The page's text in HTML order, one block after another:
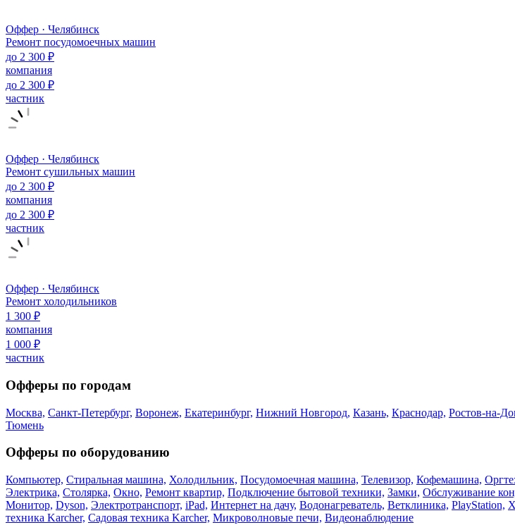
Оффер · Челябинск
Ремонт посудомоечных машин
до 2 300 ₽
компания
до 2 300 ₽
частник
Оффер · Челябинск
Ремонт сушильных машин
до 2 300 ₽
компания
до 2 300 ₽
частник
Оффер · Челябинск
Ремонт холодильников
1 300 ₽
компания
1 000 ₽
частник
Офферы по городам
Москва, Санкт-Петербург, Воронеж, Екатеринбург, Нижний Новгород, Казань, Краснодар, Ростов-на-
Тюмень
Офферы по оборудованию
Компьютер, Стиральная машина, Холодильник, Посудомоечная машина, Телевизор, Кофемашина,
Электрика, Столярка, Окно, Ремонт квартир, Подключение бытовой техники, Замки, Обслуживание
Монитор, Dyson, Электротранспорт, iPad, Интернет на дачу, Водонагреватель, Ветклиника, PlayStation,
техника Karcher, Садовая техника Karcher, Микроволновые печи, Видеонаблюдение